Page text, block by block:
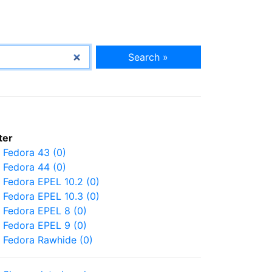
Search »
Fedora 43 (0)
Fedora 44 (0)
Fedora EPEL 10.2 (0)
Fedora EPEL 10.3 (0)
Fedora EPEL 8 (0)
Fedora EPEL 9 (0)
Fedora Rawhide (0)